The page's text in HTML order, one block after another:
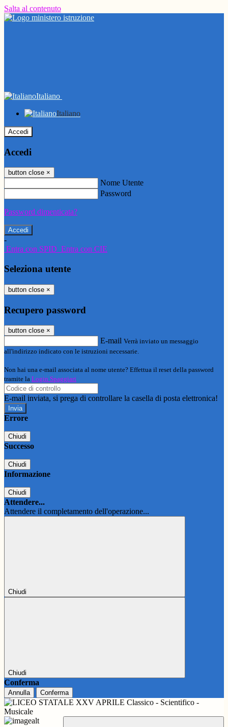
Salta al contenuto
Italiano
Italiano
Accedi
Accedi
button close ×
Nome Utente
Password
Password dimenticata?
-
Entra con SPID Entra con CIE
Seleziona utente
button close ×
Recupero password
button close ×
E-mail Verrà inviato un messaggio
all'indirizzo indicato con le istruzioni necessarie.
Non hai una e-mail associata al nome utente? Effettua il reset della password
tramite la Login Spaggiari
E-mail inviata, si prega di controllare la casella di posta elettronica!
Errore
Chiudi
Successo
Chiudi
Informazione
Chiudi
Attendere...
Attendere il completamento dell'operazione...
Chiudi
Chiudi
Conferma
Annulla Conferma